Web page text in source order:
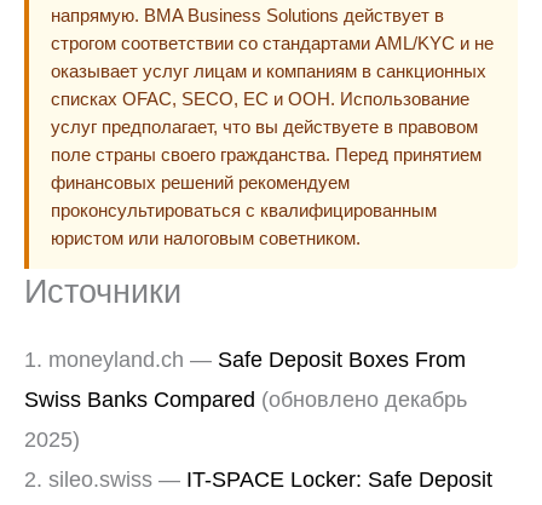
напрямую. BMA Business Solutions действует в
строгом соответствии со стандартами AML/KYC и не
оказывает услуг лицам и компаниям в санкционных
списках OFAC, SECO, ЕС и ООН. Использование
услуг предполагает, что вы действуете в правовом
поле страны своего гражданства. Перед принятием
финансовых решений рекомендуем
проконсультироваться с квалифицированным
юристом или налоговым советником.
Источники
1. moneyland.ch — Safe Deposit Boxes From
Swiss Banks Compared (обновлено декабрь
2025)
2. sileo.swiss — IT-SPACE Locker: Safe Deposit